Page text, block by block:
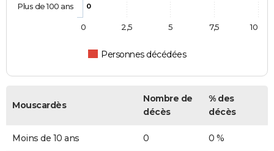
0
Personnes décédées
Plus de 100 ans
0 10
2,5 5 7,5
Mouscardès
Nombre de
décès
% des
décès
Moins de 10 ans 0 0 %